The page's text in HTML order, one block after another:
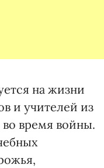
на жизни
и учителей из
время войны.